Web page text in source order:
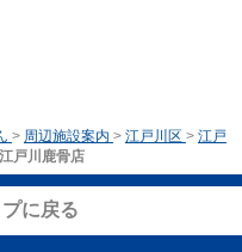
> 周辺施設案内 > 江戸川区 > 江戸
戸川鹿骨店
に戻る